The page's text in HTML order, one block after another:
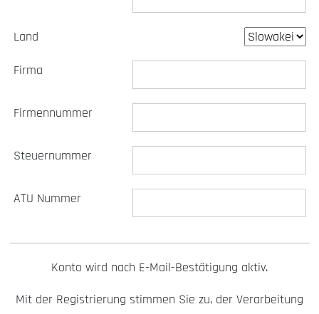
Land
Firma
Firmennummer
Steuernummer
ATU Nummer
Konto wird nach E-Mail-Bestätigung aktiv.
Mit der Registrierung stimmen Sie zu, der Verarbeitung